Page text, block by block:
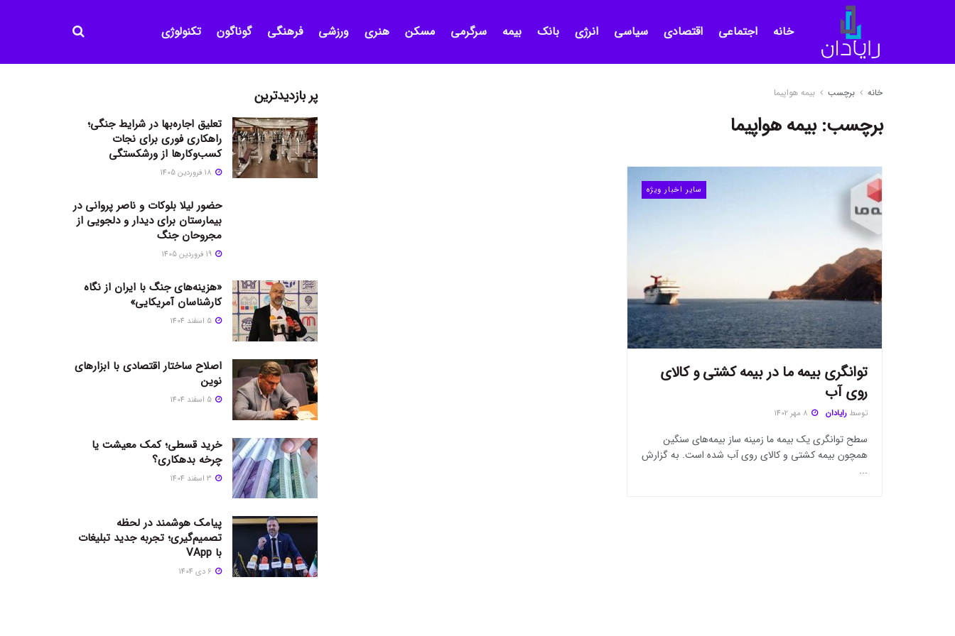
خانه اجتماعی اقتصادی سیاسی انرژی بانک بیمه سرگرمی مسکن هنری ورزشی فرهنگی گوناگون تکنولوژی
خانه برچسب بیمه هواپیما
برچسب:بیمه هواپیما
سایر اخبار ویژه
توانگری بیمه ما در بیمه کشتی و کالای
روی آب
توسط رایادان
سطح توانگری یک بیمه ما زمینه ساز بیمه‌های سنگین
همچون بیمه کشتی و کالای روی آب شده است. به گزارش
...
پر بازدیدترین
تعلیق اجاره‌بها در شرایط جنگی؛
راهکاری فوری برای نجات
کسب‌وکارها از ورشکستگی
حضور لیلا بلوکات و ناصر پروانی در
بیمارستان برای دیدار و دلجویی از
مجروحان جنگ
«هزینه‌های جنگ با ایران از نگاه
کارشناسان آمریکایی»
اصلاح ساختار اقتصادی با ابزارهای
نوین
خرید قسطی؛ کمک معیشت یا
چرخه بدهکاری؟
پیامک هوشمند در لحظه
تصمیم‌گیری؛ تجربه جدید تبلیغات
با VApp